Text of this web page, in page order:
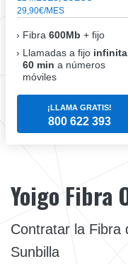
29,90€/MES
Fibra 600Mb + fijo
Llamadas a fijo
60 min a números
móviles
¡LLAMA GRATIS!
800 622 393
Yoigo Fibra
Contratar la Fibra
Sunbilla